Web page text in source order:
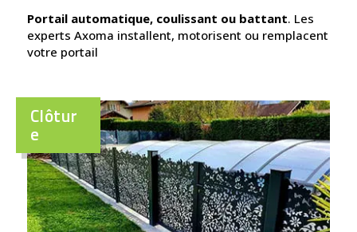
Portail automatique, coulissant ou battant. Les
experts Axoma installent, motorisent ou remplacent
votre portail
Clôtur
e